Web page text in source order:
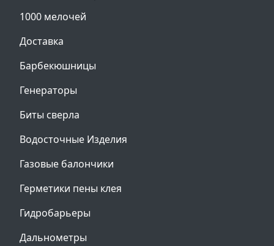
1000 мелочей
Доставка
Барбекюшницы
Генераторы
Биты сверла
Водосточные Изделия
Газовые балончики
Герметики пены клея
Гидробарьеры
Дальнометры